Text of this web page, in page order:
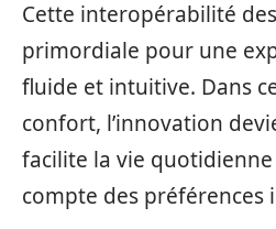
Cette interopérabilité
primordiale pour une
fluide et intuitive. Dans
confort, l’innovation
facilite la vie
compte des préférences